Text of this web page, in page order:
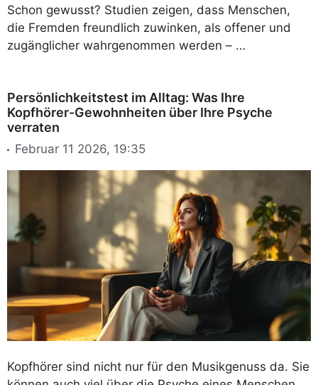
Schon gewusst? Studien zeigen, dass Menschen,
die Fremden freundlich zuwinken, als offener und
zugänglicher wahrgenommen werden – …
Persönlichkeitstest im Alltag: Was Ihre
Kopfhörer-Gewohnheiten über Ihre Psyche
verraten
Februar 11 2026, 19:35
Kopfhörer sind nicht nur für den Musikgenuss da. Sie